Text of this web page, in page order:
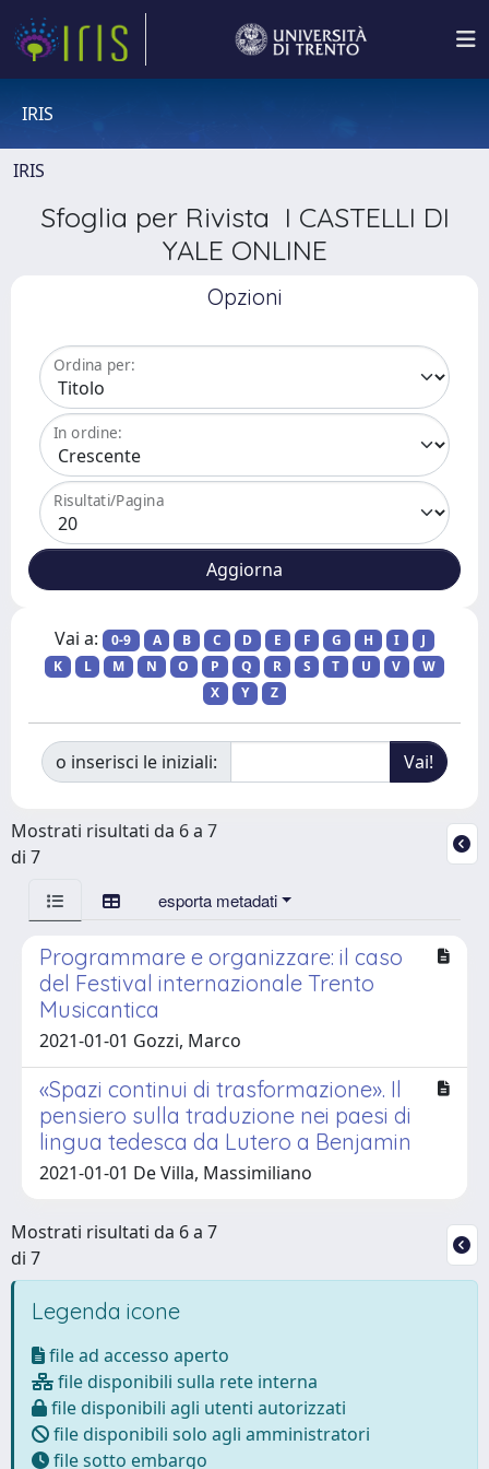
IRIS
IRIS
Sfoglia per Rivista I CASTELLI DI
YALE ONLINE
Opzioni
Ordina per:
In ordine:
Risultati/Pagina
Vai a: 0-9 A B C D E F G H I
J
K
L M N O P Q R S T U V
W
X
Y Z
o inserisci le iniziali:
Mostrati risultati da 6 a 7
di 7
esporta metadati
Programmare e organizzare: il caso
del Festival internazionale Trento
Musicantica
2021-01-01 Gozzi, Marco
«Spazi continui di trasformazione». Il
pensiero sulla traduzione nei paesi di
lingua tedesca da Lutero a Benjamin
2021-01-01 De Villa, Massimiliano
Mostrati risultati da 6 a 7
di 7
Legenda icone
file ad accesso aperto
file disponibili sulla rete interna
file disponibili agli utenti autorizzati
file disponibili solo agli amministratori
file sotto embargo